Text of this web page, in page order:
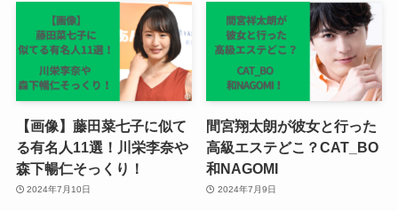
【画像】藤田菜七子に似て
る有名人11選！川栄李奈や
森下暢仁そっくり！
2024年7月10日
間宮翔太朗が彼女と行った
高級エステどこ？CAT_BO
和NAGOMI
2024年7月9日